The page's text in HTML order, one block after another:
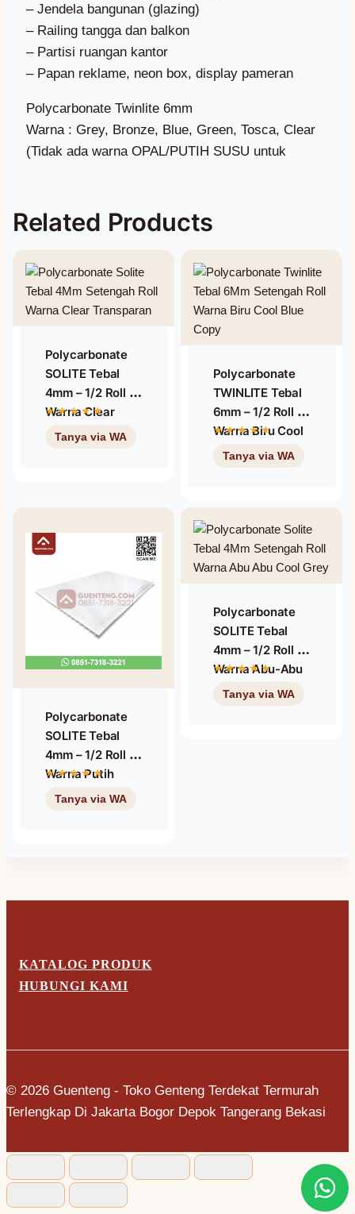
– Jendela bangunan (glazing)
– Railing tangga dan balkon
– Partisi ruangan kantor
– Papan reklame, neon box, display pameran
Polycarbonate Twinlite 6mm
Warna : Grey, Bronze, Blue, Green, Tosca, Clear
(Tidak ada warna OPAL/PUTIH SUSU untuk
Related Products
Polycarbonate
SOLITE Tebal
4mm – 1/2 Roll –
Warna Clear
Transparan
Polycarbonate
TWINLITE Tebal
6mm – 1/2 Roll –
Warna Biru Cool
Blue
Polycarbonate
SOLITE Tebal
4mm – 1/2 Roll –
Warna Putih
Opal
Polycarbonate
SOLITE Tebal
4mm – 1/2 Roll –
Warna Abu-Abu
Cool Grey
KATALOG PRODUK
HUBUNGI KAMI
© 2026 Guenteng - Toko Genteng Terdekat Termurah
Terlengkap Di Jakarta Bogor Depok Tangerang Bekasi